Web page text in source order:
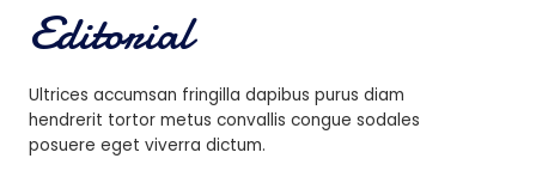
Editorial
Ultrices accumsan fringilla dapibus purus diam
hendrerit tortor metus convallis congue sodales
posuere eget viverra dictum.